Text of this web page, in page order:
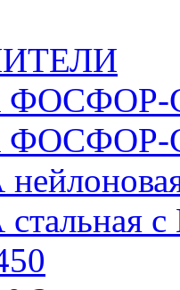
ФОСФОР-
ФОСФОР-